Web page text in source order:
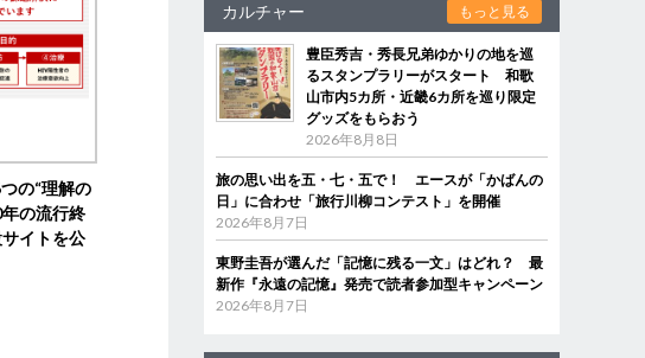
の“理解の
の流行終
イトを公
カルチャー もっと見る
豊臣秀吉・秀長兄弟ゆかりの地を巡
るスタンプラリーがスタート 和歌
山市内5カ所・近畿6カ所を巡り限定
グッズをもらおう
2026年8月8日
旅の思い出を五・七・五で！ エースが「かばんの
日」に合わせ「旅行川柳コンテスト」を開催
2026年8月7日
東野圭吾が選んだ「記憶に残る一文」はどれ？ 最
新作『永遠の記憶』発売で読者参加型キャンペーン
2026年8月7日